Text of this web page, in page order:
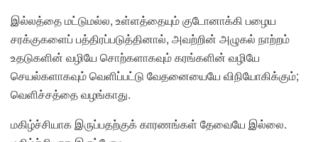
இல்லத்தை மட்டுமல்ல, உள்ளத்தையும் குடோனாக்கி பழைய
சரக்குகளைப் பத்திரப்படுத்தினால், அவற்றின் அழுகல் நாற்றம்
உதடுகளின் வழியே சொற்களாகவும் கரங்களின் வழியே
செயல்களாகவும் வெளிப்பட்டு வேதனையையே விநியோகிக்கும்;
வெளிச்சத்தை வழங்காது.
மகிழ்ச்சியாக இருப்பதற்குக் காரணங்கள் தேவையே இல்லை.